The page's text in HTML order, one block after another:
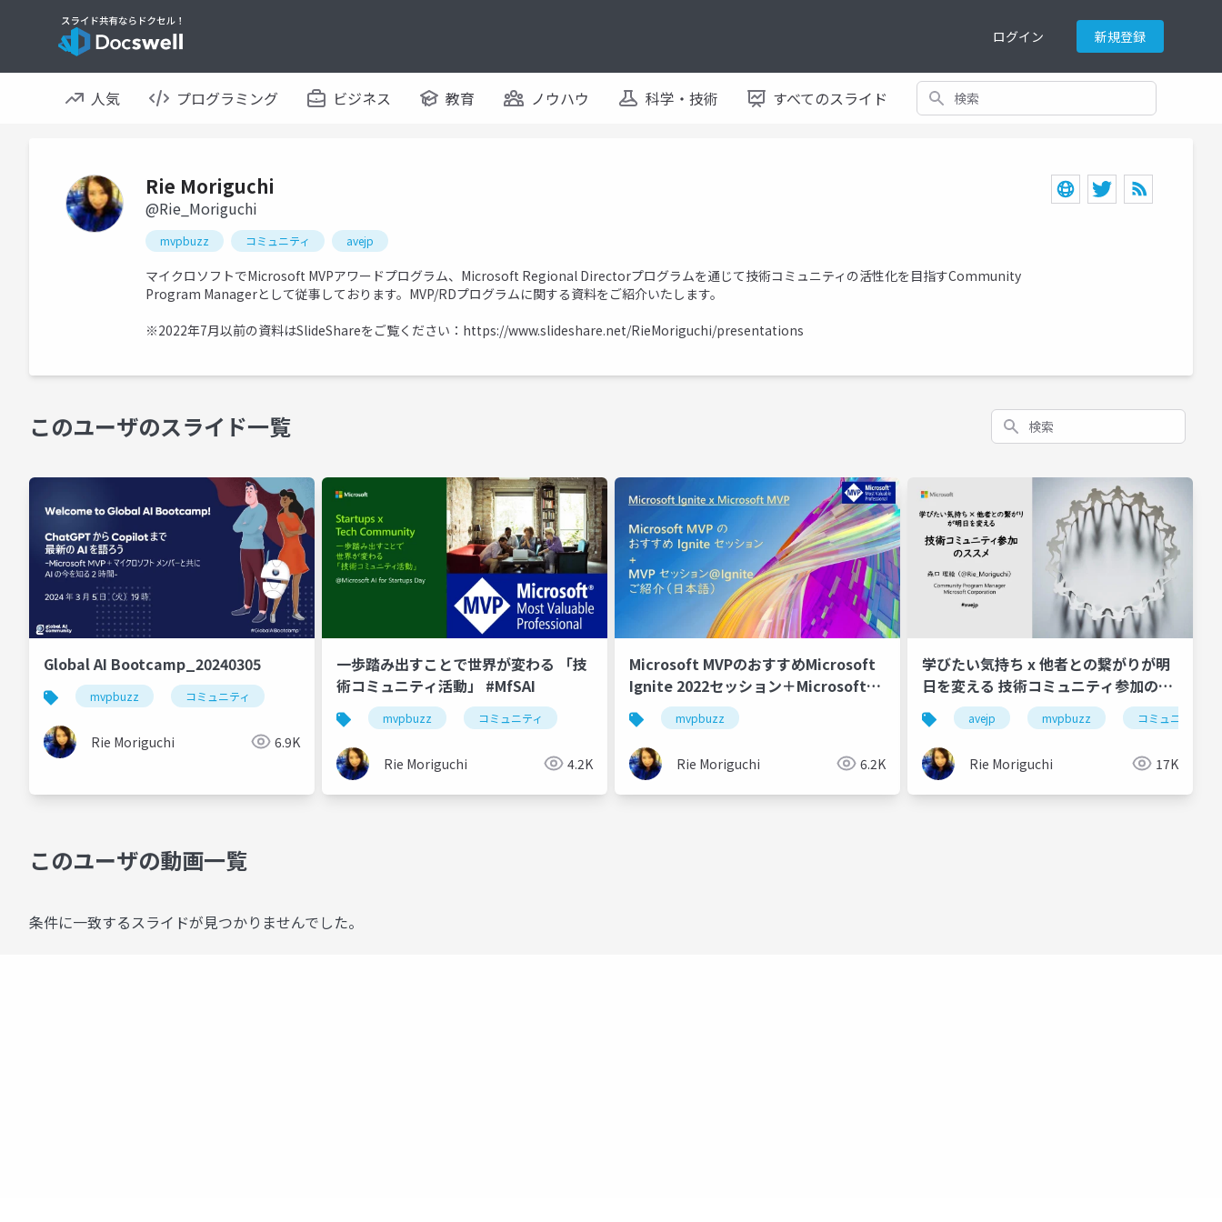
ログイン 新規登録
人気 プログラミング ビジネス 教育 ノウハウ 科学・技術 すべてのスライド 検索
Rie Moriguchi
@Rie_Moriguchi
mvpbuzz コミュニティ avejp
マイクロソフトでMicrosoft MVPアワードプログラム、Microsoft Regional Directorプログラムを通じて技術コミュニティの活性化を目指すCommunity
Program Managerとして従事しております。MVP/RDプログラムに関する資料をご紹介いたします。
※2022年7月以前の資料はSlideShareをご覧ください： https://www.slideshare.net/RieMoriguchi/presentations
このユーザのスライド一覧 検索
Global AI Bootcamp_20240305
mvpbuzz コミュニティ
Rie Moriguchi 6.9K
一歩踏み出すことで世界が変わる 「技
術コミュニティ活動」 #MfSAI
mvpbuzz コミュニティ
Rie Moriguchi 4.2K
Microsoft MVPのおすすめMicrosoft
Ignite 2022セッション＋Microsoft
MVP登壇Igniteセッション
mvpbuzz
Rie Moriguchi 6.2K
学びたい気持ち x 他者との繋がりが明
日を変える 技術コミュニティ参加のス
スメ #avejp
avejp mvpbuzz コミュニティ
Rie Moriguchi 17K
このユーザの動画一覧
条件に一致するスライドが見つかりませんでした。